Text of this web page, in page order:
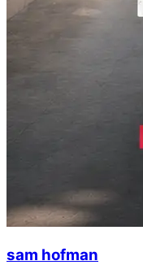
sam hofman